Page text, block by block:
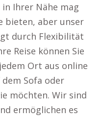
Ihrer Nähe mag
bieten, aber unser
durch Flexibilität
Reise können Sie
Ort aus online
Sofa oder
möchten. Wir sind
ermöglichen es